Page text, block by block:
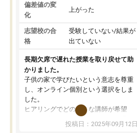
偏差値の変
化
上がった
志望校の合
格
受験していない/結果が
出ていない
長期欠席で遅れた授業を取り戻せて助
かりました。
子供の家で学びたいという意志を尊重
し、オンライン個別という選択をしま
した。
ヒアリングでどのような講師が希望
か、オプションは付帯するかなど選ぶ
事が出来ました。
投稿日：2025年09月12日